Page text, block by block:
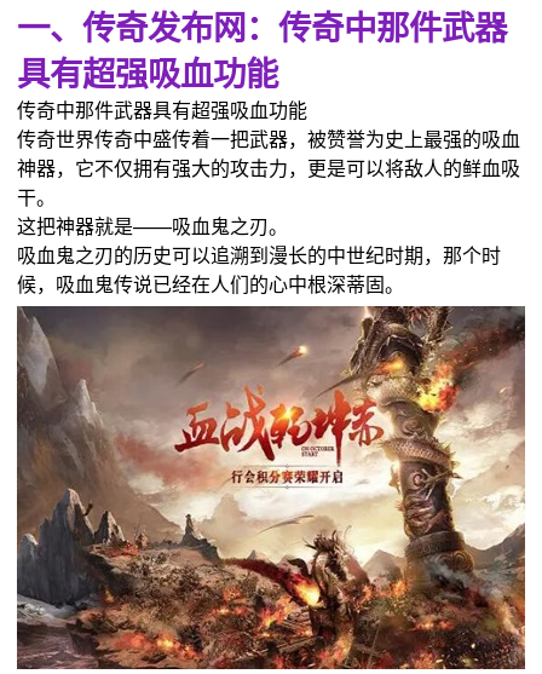
一、传奇发布网：传奇中那件武器
具有超强吸血功能
传奇中那件武器具有超强吸血功能
传奇世界传奇中盛传着一把武器，被赞誉为史上最强的吸血
神器，它不仅拥有强大的攻击力，更是可以将敌人的鲜血吸
干。
这把神器就是——吸血鬼之刃。
吸血鬼之刃的历史可以追溯到漫长的中世纪时期，那个时
候，吸血鬼传说已经在人们的心中根深蒂固。